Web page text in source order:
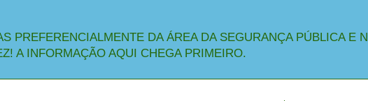
PREFERENCIALMENTE DA ÁREA DA SEGURANÇA PÚBLICA E
A INFORMAÇÃO AQUI CHEGA PRIMEIRO.